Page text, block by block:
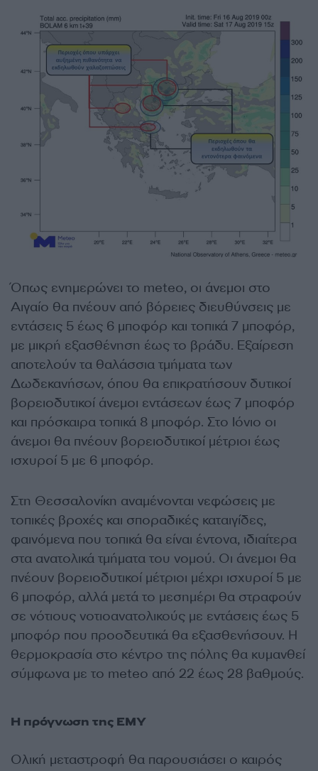
Όπως ενημερώνει το meteo, οι άνεμοι στο
Αιγαίο θα πνέουν από βόρειες διευθύνσεις με
εντάσεις 5 έως 6 μποφόρ και τοπικά 7 μποφόρ,
με μικρή εξασθένηση έως το βράδυ. Εξαίρεση
αποτελούν τα θαλάσσια τμήματα των
Δωδεκανήσων, όπου θα επικρατήσουν δυτικοί
βορειοδυτικοί άνεμοι εντάσεων έως 7 μποφόρ
και πρόσκαιρα τοπικά 8 μποφόρ. Στο Ιόνιο οι
άνεμοι θα πνέουν βορειοδυτικοί μέτριοι έως
ισχυροί 5 με 6 μποφόρ.
Στη Θεσσαλονίκη αναμένονται νεφώσεις με
τοπικές βροχές και σποραδικές καταιγίδες,
φαινόμενα που τοπικά θα είναι έντονα, ιδιαίτερα
στα ανατολικά τμήματα του νομού. Οι άνεμοι θα
πνέουν βορειοδυτικοί μέτριοι μέχρι ισχυροί 5 με
6 μποφόρ, αλλά μετά το μεσημέρι θα στραφούν
σε νότιους νοτιοανατολικούς με εντάσεις έως 5
μποφόρ που προοδευτικά θα εξασθενήσουν. Η
θερμοκρασία στο κέντρο της πόλης θα κυμανθεί
σύμφωνα με το meteo από 22 έως 28 βαθμούς.
Η πρόγνωση της ΕΜΥ
Ολική μεταστροφή θα παρουσιάσει ο καιρός